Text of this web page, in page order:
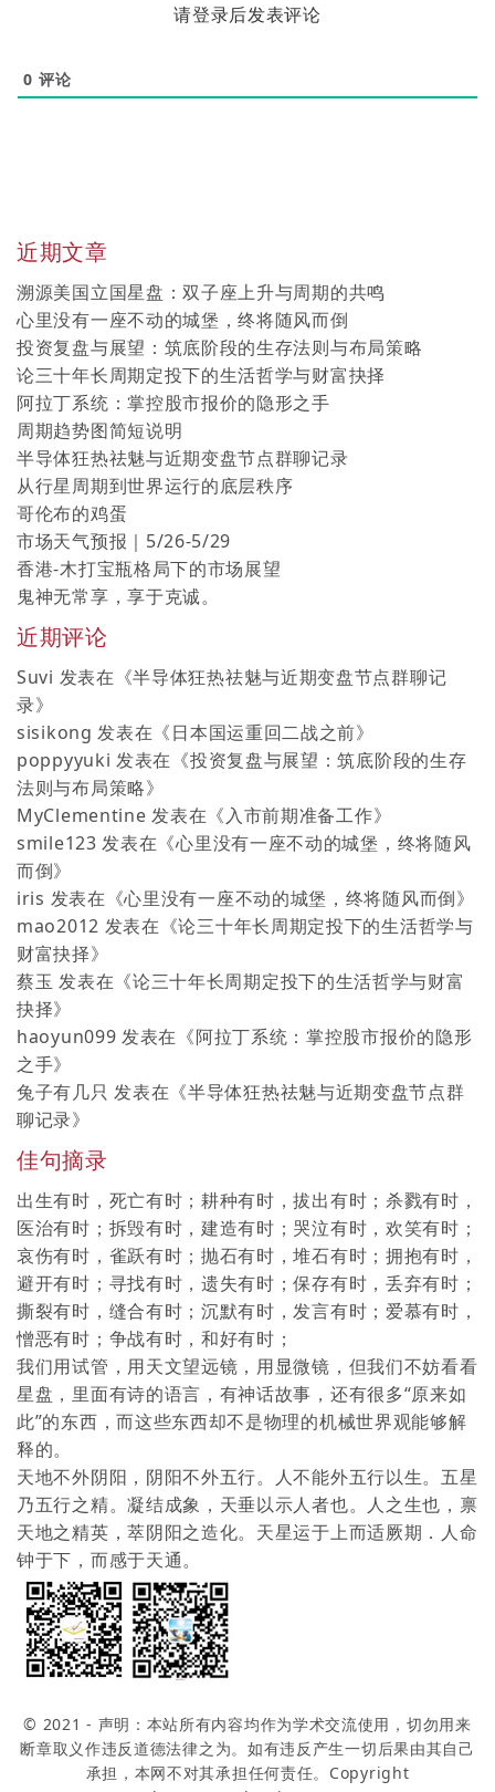
请登录后发表评论
0 评论
近期文章
溯源美国立国星盘：双子座上升与周期的共鸣
心里没有一座不动的城堡，终将随风而倒
投资复盘与展望：筑底阶段的生存法则与布局策略
论三十年长周期定投下的生活哲学与财富抉择
阿拉丁系统：掌控股市报价的隐形之手
周期趋势图简短说明
半导体狂热祛魅与近期变盘节点群聊记录
从行星周期到世界运行的底层秩序
哥伦布的鸡蛋
市场天气预报｜5/26-5/29
香港-木打宝瓶格局下的市场展望
鬼神无常享，享于克诚。
近期评论
Suvi 发表在《半导体狂热祛魅与近期变盘节点群聊记
录》
sisikong 发表在《日本国运重回二战之前》
poppyyuki 发表在《投资复盘与展望：筑底阶段的生存
法则与布局策略》
MyClementine 发表在《入市前期准备工作》
smile123 发表在《心里没有一座不动的城堡，终将随风
而倒》
iris 发表在《心里没有一座不动的城堡，终将随风而倒》
mao2012 发表在《论三十年长周期定投下的生活哲学与
财富抉择》
蔡玉 发表在《论三十年长周期定投下的生活哲学与财富
抉择》
haoyun099 发表在《阿拉丁系统：掌控股市报价的隐形
之手》
兔子有几只 发表在《半导体狂热祛魅与近期变盘节点群
聊记录》
佳句摘录
出生有时，死亡有时；耕种有时，拔出有时；杀戮有时，
医治有时；拆毁有时，建造有时；哭泣有时，欢笑有时；
哀伤有时，雀跃有时；抛石有时，堆石有时；拥抱有时，
避开有时；寻找有时，遗失有时；保存有时，丢弃有时；
撕裂有时，缝合有时；沉默有时，发言有时；爱慕有时，
憎恶有时；争战有时，和好有时；
我们用试管，用天文望远镜，用显微镜，但我们不妨看看
星盘，里面有诗的语言，有神话故事，还有很多“原来如
此”的东西，而这些东西却不是物理的机械世界观能够解
释的。
天地不外阴阳，阴阳不外五行。人不能外五行以生。五星
乃五行之精。凝结成象，天垂以示人者也。人之生也，禀
天地之精英，萃阴阳之造化。天星运于上而适厥期．人命
钟于下，而感于天通。
© 2021 - 声明：本站所有内容均作为学术交流使用，切勿用来
断章取义作违反道德法律之为。如有违反产生一切后果由其自己
承担，本网不对其承担任何责任。Copyright